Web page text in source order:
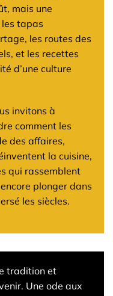
mais une
tapas
les routes des
et les recettes
d’une culture
invitons à
comment les
des affaires,
la cuisine,
qui rassemblent
plonger dans
les siècles.
tradition et
Une ode aux